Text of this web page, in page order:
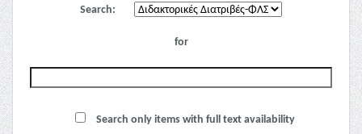
Search:
for
Search only items with full text availability